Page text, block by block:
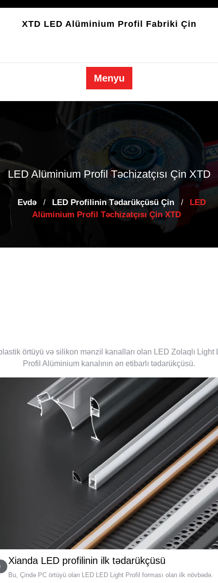
XTD LED Alüminium Profil Fabriki Çin
Menyu
LED Alüminium Profil Təchizatçısı Çin XTD
Evdə / LED Profilinin Tədarükçüsü Çin /
LED
Alüminium Profil Təchizatçısı Çin XTD
örtüyü və silikon mənzil kanalları olan LED Zolaqlı Light
Profil Alüminium kanalının ən etibarlı tədarükçüsü.
Xianda LED profilinin ilk tədarükçüsü
Bu, Çində PC örtüyü olan LED LED Light Profil forması olan ilk növbədə.